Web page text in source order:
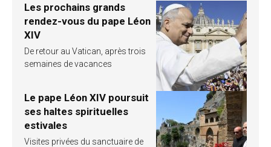
Les prochains grands
rendez-vous du pape Léon
XIV
De retour au Vatican, après trois
semaines de vacances
Le pape Léon XIV poursuit
ses haltes spirituelles
estivales
Visites privées du sanctuaire de